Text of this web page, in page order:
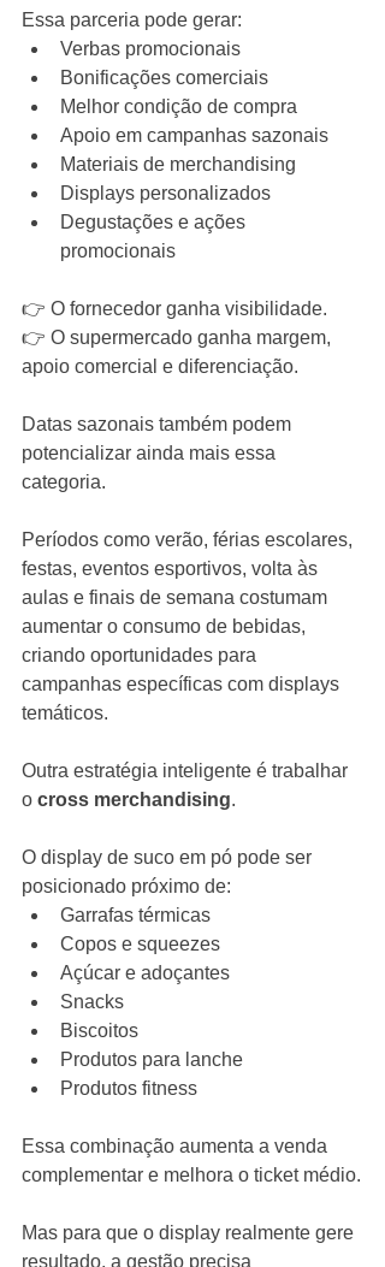
Essa parceria pode gerar:
Verbas promocionais
Bonificações comerciais
Melhor condição de compra
Apoio em campanhas sazonais
Materiais de merchandising
Displays personalizados
Degustações e ações
promocionais
👉 O fornecedor ganha visibilidade.
👉 O supermercado ganha margem,
apoio comercial e diferenciação.
Datas sazonais também podem
potencializar ainda mais essa
categoria.
Períodos como verão, férias escolares,
festas, eventos esportivos, volta às
aulas e finais de semana costumam
aumentar o consumo de bebidas,
criando oportunidades para
campanhas específicas com displays
temáticos.
Outra estratégia inteligente é trabalhar
o cross merchandising.
O display de suco em pó pode ser
posicionado próximo de:
Garrafas térmicas
Copos e squeezes
Açúcar e adoçantes
Snacks
Biscoitos
Produtos para lanche
Produtos fitness
Essa combinação aumenta a venda
complementar e melhora o ticket médio.
Mas para que o display realmente gere
resultado, a gestão precisa